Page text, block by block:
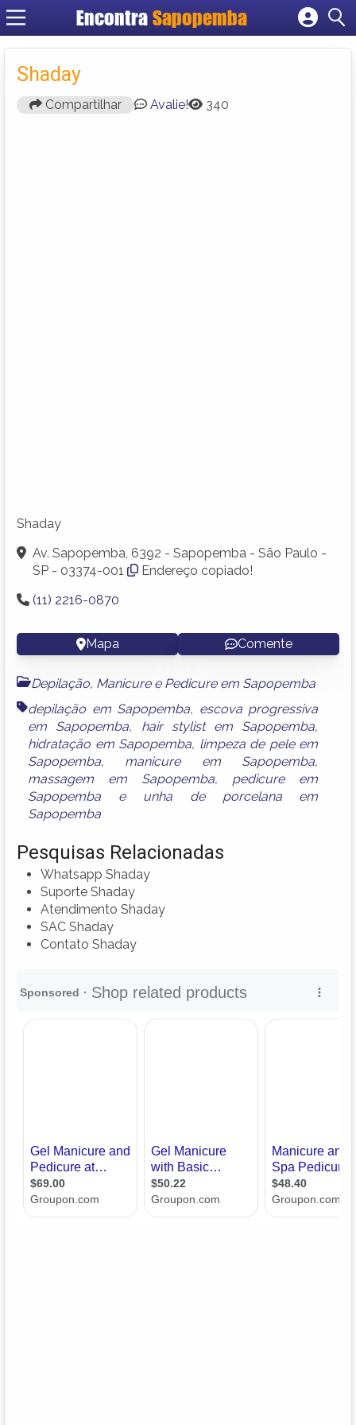
Encontra Sapopemba
Cadastrar empresa
Shaday
Compartilhar Avalie! 340
Shaday
Av. Sapopemba, 6392 - Sapopemba - São Paulo -
SP - 03374-001
Endereço copiado!
(11) 2216-0870
Mapa Comente
Depilação, Manicure e Pedicure em Sapopemba
depilação em Sapopemba, escova progressiva
em Sapopemba, hair stylist em Sapopemba,
hidratação em Sapopemba, limpeza de pele em
Sapopemba, manicure em Sapopemba,
massagem em Sapopemba, pedicure em
Sapopemba e unha de porcelana em
Sapopemba
Pesquisas Relacionadas
Whatsapp Shaday
Suporte Shaday
Atendimento Shaday
SAC Shaday
Contato Shaday